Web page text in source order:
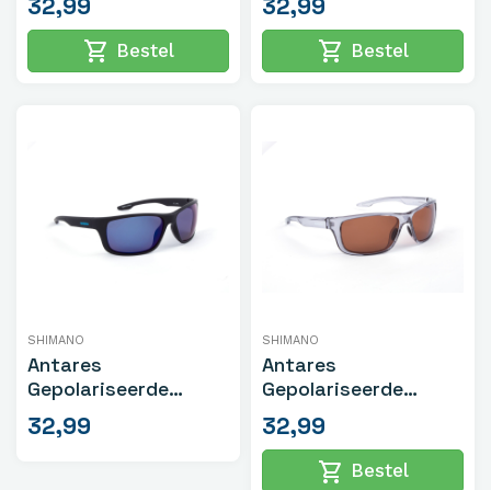
Tortoiseshell
shopping_cart Bestel
Transparant Grijs
shopping_cart Bestel
SHIMANO
Antares
Gepolariseerde
Zonnebril Mat Zwart
32,99
SHIMANO
Antares
Gepolariseerde
Zonnebril
Transparant Grijs
32,99
shopping_cart Bestel